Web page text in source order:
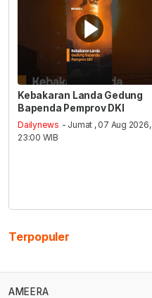
Kebakaran Landa Gedung
Bapenda Pemprov DKI
Dailynews - Jumat , 07 Aug 2026,
23:00 WIB
Terpopuler
AMEERA